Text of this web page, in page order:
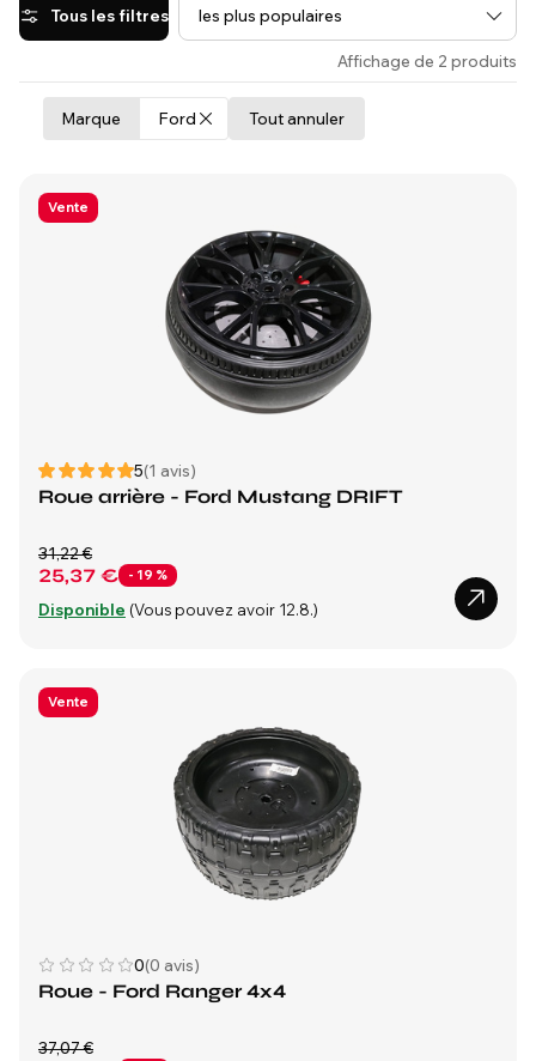
Tous les filtres
Affichage de 2 produits
Tout annuler
Marque Ford
Vente
5(1 avis)
Roue arrière - Ford Mustang DRIFT
25,37 € - 19 %
31,22 €
Disponible (Vous pouvez avoir 12.8.)
Vente
0(0 avis)
Roue - Ford Ranger 4x4
37,07 €